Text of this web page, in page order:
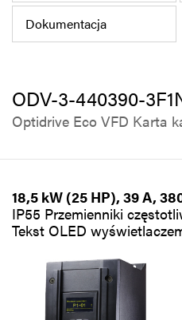
Dokumentacja
ODV-3-440390-
Optidrive Eco VFD Karta
18,5 kW (25 HP), 39 A,
IP55 Przemienniki
Tekst OLED